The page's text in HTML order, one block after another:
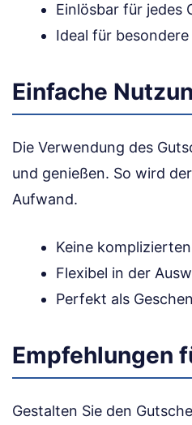
Einlösbar für jedes
Ideal für
Einfache
Die Verwendung des
und genießen. So wird
Aufwand.
Keine
Flexibel in der
Perfekt als
Empfehlungen
Gestalten Sie den